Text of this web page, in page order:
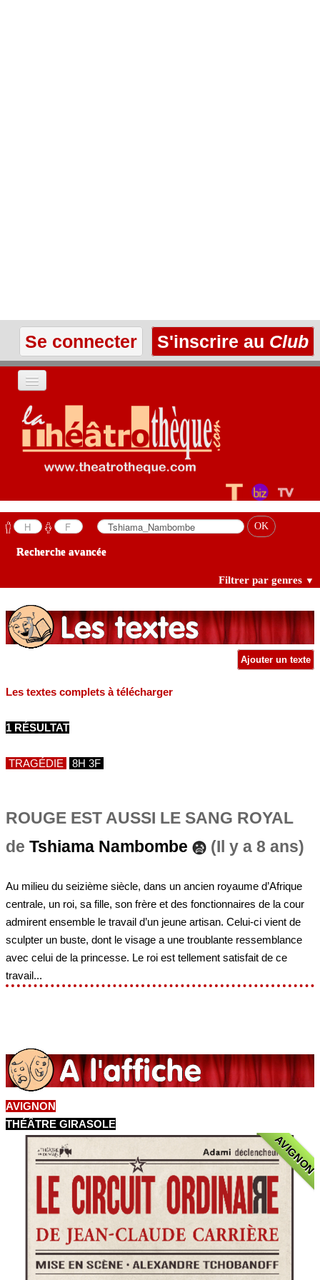
Se connecter S'inscrire au Club
ACCUEIL
LES TEXTES
LES ANNONCES
Recherche avancée
Filtrer par genres ▼
Ajouter un texte
Les textes complets à télécharger
1 RÉSULTAT
TRAGÉDIE 8H 3F
ROUGE EST AUSSI LE SANG ROYAL
de Tshiama Nambombe (Il y a 8 ans)
Au milieu du seizième siècle, dans un ancien royaume d’Afrique
centrale, un roi, sa fille, son frère et des fonctionnaires de la cour
admirent ensemble le travail d’un jeune artisan. Celui-ci vient de
sculpter un buste, dont le visage a une troublante ressemblance
avec celui de la princesse. Le roi est tellement satisfait de ce
travail...
AVIGNON
THÉÂTRE GIRASOLE
AVIGNON